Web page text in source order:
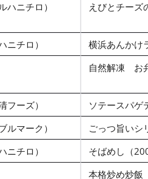
ハニチロ） えびとチーズ
ニチロ）
横浜あんかけ
自然解凍 お
フーズ）
ソテースパゲ
ルマーク）
ごっつ旨いシ
ニチロ）
そばめし（
本格炒め炒飯